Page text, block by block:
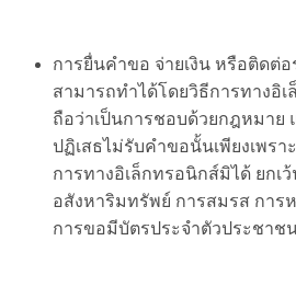
การยื่นคำขอ จ่ายเงิน หรือติดต่
สามารถทำได้โดยวิธีการทางอิ
ถือว่าเป็นการชอบด้วยกฎหมาย
ปฏิเสธไม่รับคำขอนั้นเพียงเพร
การทางอิเล็กทรอนิกส์มิได้ ยกเ
อสังหาริมทรัพย์ การสมรส การ
การขอมีบัตรประจำตัวประชาช